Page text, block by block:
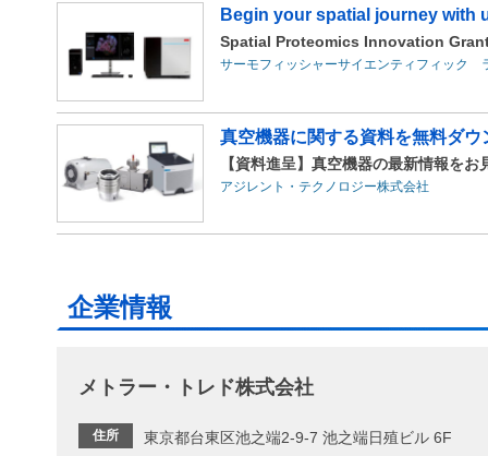
Begin your spatial journey with
Spatial Proteomics Innovation
サーモフィッシャーサイエンティフィック
真空機器に関する資料を無料ダ
【資料進呈】真空機器の最新情報をお
アジレント・テクノロジー株式会社
企業情報
メトラー・トレド株式会社
住所 東京都台東区池之端2‐9‐7 池之端日殖ビル 6F